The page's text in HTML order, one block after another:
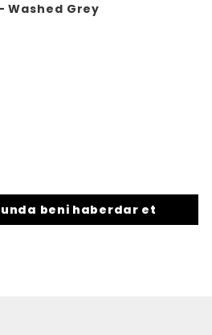
Washed Grey
beni haberdar et